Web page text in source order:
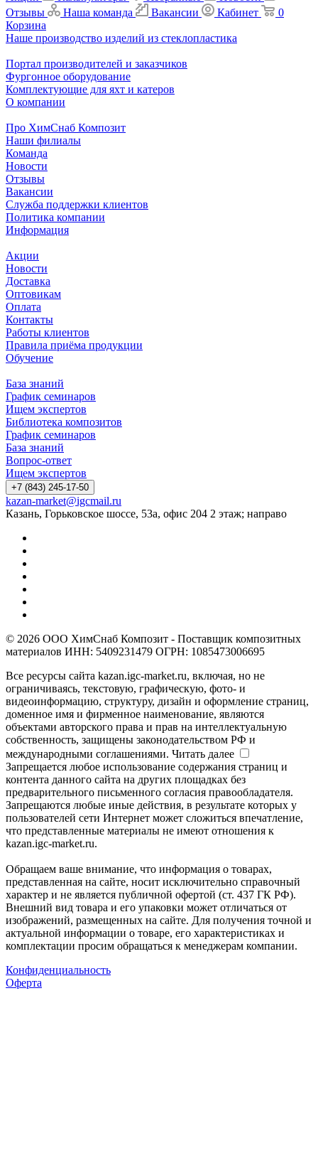
Отзывы
Наша команда Вакансии Кабинет
0
Корзина
Наше производство изделий из стеклопластика
Портал производителей и заказчиков
Фургонное оборудование
Комплектующие для яхт и катеров
О компании
Про ХимСнаб Композит
Наши филиалы
Команда
Новости
Отзывы
Вакансии
Служба поддержки клиентов
Политика компании
Информация
Акции
Новости
Доставка
Оптовикам
Оплата
Контакты
Работы клиентов
Правила приёма продукции
Обучение
База знаний
График семинаров
Ищем экспертов
Библиотека композитов
График семинаров
База знаний
Вопрос-ответ
Ищем экспертов
+7 (843) 245-17-50
kazan-market@igcmail.ru
Казань, ​Горьковское шоссе, 53а, офис 204 2 этаж; направо
© 2026 ООО ХимСнаб Композит - Поставщик композитных
материалов ИНН: 5409231479 ОГРН: 1085473006695
Все ресурсы сайта kazan.igc-market.ru, включая, но не
ограничиваясь, текстовую, графическую, фото- и
видеоинформацию, структуру, дизайн и оформление страниц,
доменное имя и фирменное наименование, являются
объектами авторского права и прав на интеллектуальную
собственность, защищены законодательством РФ и
международными соглашениями. Читать далее
Запрещается любое использование содержания страниц и
контента данного сайта на других площадках без
предварительного письменного согласия правообладателя.
Запрещаются любые иные действия, в результате которых у
пользователей сети Интернет может сложиться впечатление,
что представленные материалы не имеют отношения к
kazan.igc-market.ru.
Обращаем ваше внимание, что информация о товарах,
представленная на сайте, носит исключительно справочный
характер и не является публичной офертой (ст. 437 ГК РФ).
Внешний вид товара и его упаковки может отличаться от
изображений, размещенных на сайте. Для получения точной и
актуальной информации о товаре, его характеристиках и
комплектации просим обращаться к менеджерам компании.
Конфиденциальность
Оферта